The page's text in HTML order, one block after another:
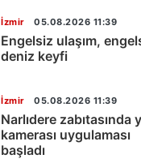
İzmir 05.08.2026 11:39
Engelsiz ulaşım,
deniz keyfi
İzmir 05.08.2026 11:39
Narlıdere zabıtasında
kamerası uygulaması
başladı